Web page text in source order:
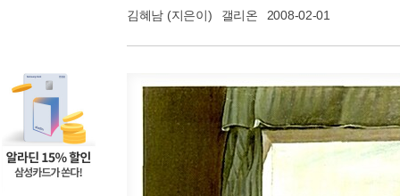
김혜남 (지은이) 갤리온 2008-02-01